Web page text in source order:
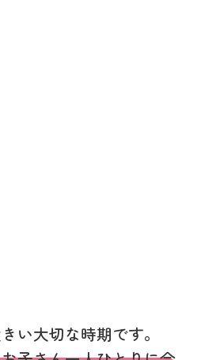
い大切な時期です。